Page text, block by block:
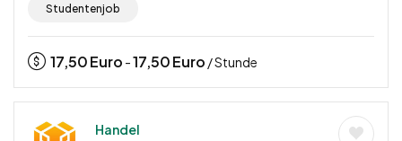
Studentenjob
17,50Euro -17,50Euro / Stunde
Handel